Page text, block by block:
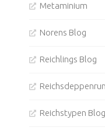
Metaminium
Norens Blog
Reichlings Blog
Reichstypen Blog